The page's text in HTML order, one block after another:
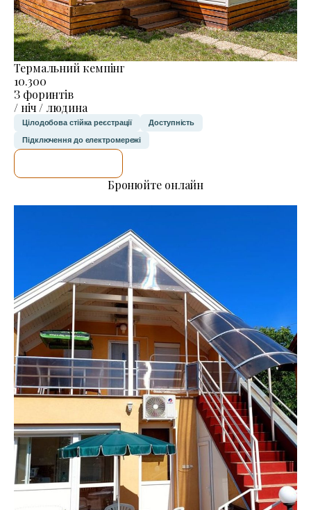
Термальний кемпінг
10.300
З форинтів
/ ніч / людина
Цілодобова стійка реєстрації Доступність
Підключення до електромережі
Бронюйте онлайн